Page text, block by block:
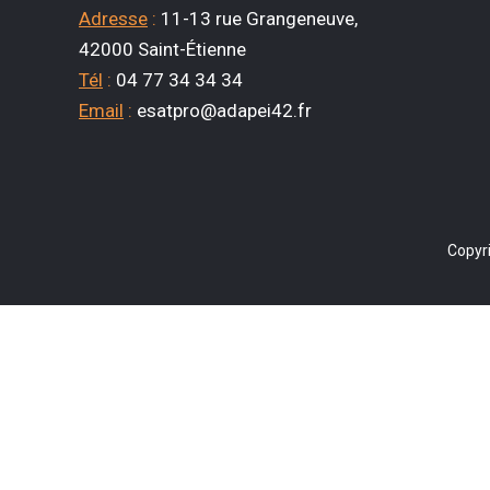
Adresse : 11-13 rue Grangeneuve,
42000 Saint-Étienne
Tél : 04 77 34 34 34
Email : esatpro@adapei42.fr